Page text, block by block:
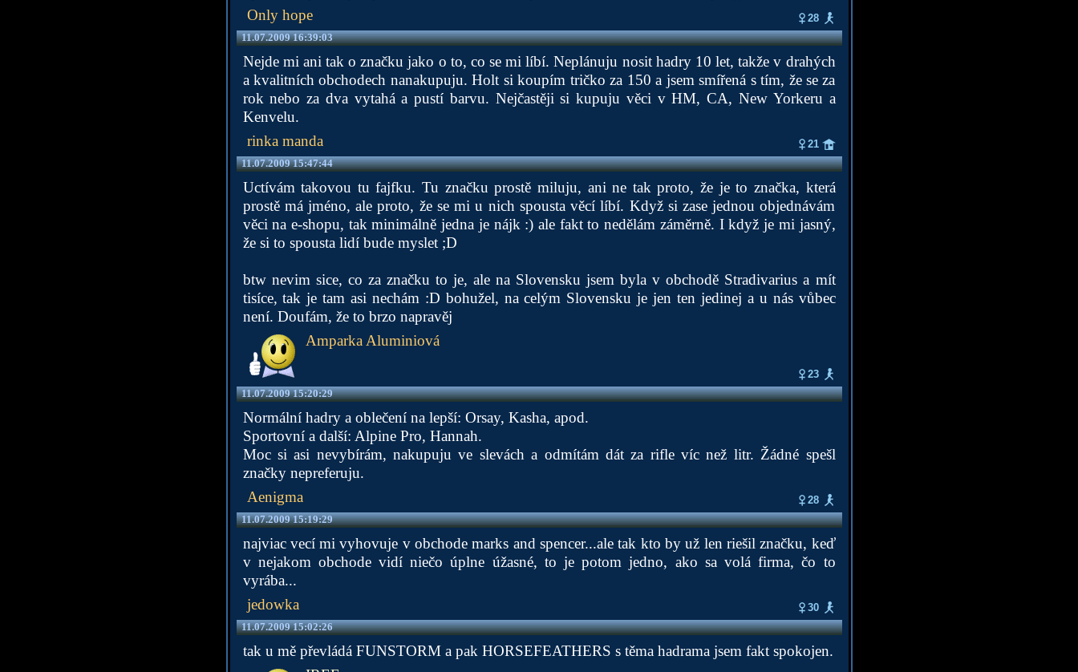
Only hope
28
11.07.2009 16:39:03
Nejde mi ani tak o značku jako o to, co se mi líbí. Neplánuju nosit hadry 10 let, takže v drahých
a kvalitních obchodech nanakupuju. Holt si koupím tričko za 150 a jsem smířená s tím, že se za
rok nebo za dva vytahá a pustí barvu. Nejčastěji si kupuju věci v HM, CA, New Yorkeru a
Kenvelu.
rinka manda
21
11.07.2009 15:47:44
Uctívám takovou tu fajfku. Tu značku prostě miluju, ani ne tak proto, že je to značka, která
prostě má jméno, ale proto, že se mi u nich spousta věcí líbí. Když si zase jednou objednávám
věci na e-shopu, tak minimálně jedna je nájk :) ale fakt to nedělám záměrně. I když je mi jasný,
že si to spousta lidí bude myslet ;D
btw nevim sice, co za značku to je, ale na Slovensku jsem byla v obchodě Stradivarius a mít
tisíce, tak je tam asi nechám :D bohužel, na celým Slovensku je jen ten jedinej a u nás vůbec
není. Doufám, že to brzo napravěj
Amparka Aluminiová
23
11.07.2009 15:20:29
Normální hadry a oblečení na lepší: Orsay, Kasha, apod.
Sportovní a další: Alpine Pro, Hannah.
Moc si asi nevybírám, nakupuju ve slevách a odmítám dát za rifle víc než litr. Žádné spešl
značky nepreferuju.
Aenigma
28
11.07.2009 15:19:29
najviac vecí mi vyhovuje v obchode marks and spencer...ale tak kto by už len riešil značku, keď
v nejakom obchode vidí niečo úplne úžasné, to je potom jedno, ako sa volá firma, čo to
vyrába...
jedowka
30
11.07.2009 15:02:26
tak u mě převládá FUNSTORM a pak HORSEFEATHERS s těma hadrama jsem fakt spokojen.